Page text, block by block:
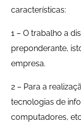
características:
1 – O trabalho a
preponderante,
empresa.
2 – Para a
tecnologias de
computadores,